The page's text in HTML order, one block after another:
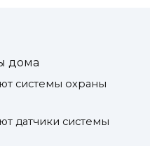
дома
системы охраны
датчики системы